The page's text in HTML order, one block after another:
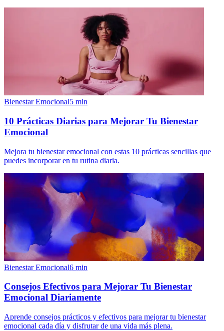
Bienestar Emocional5 min
10 Prácticas Diarias para Mejorar Tu Bienestar
Emocional
Mejora tu bienestar emocional con estas 10 prácticas sencillas que
puedes incorporar en tu rutina diaria.
Bienestar Emocional6 min
Consejos Efectivos para Mejorar Tu Bienestar
Emocional Diariamente
Aprende consejos prácticos y efectivos para mejorar tu bienestar
emocional cada día y disfrutar de una vida más plena.